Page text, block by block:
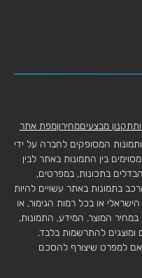
תקנון מבצעיםמחירוןמפת אתר
המסופקים לחברה על ידי
בין התמונות באתר לבין
בתכונות, במפרטים,
בתמונות באתר עשויים להיות
הישראלי או בכל רמות הגימור, או
המוצר. המידע, התמונות,
ומוצגים להתרשמות בלבד.
למפרט שיצורף להסכם